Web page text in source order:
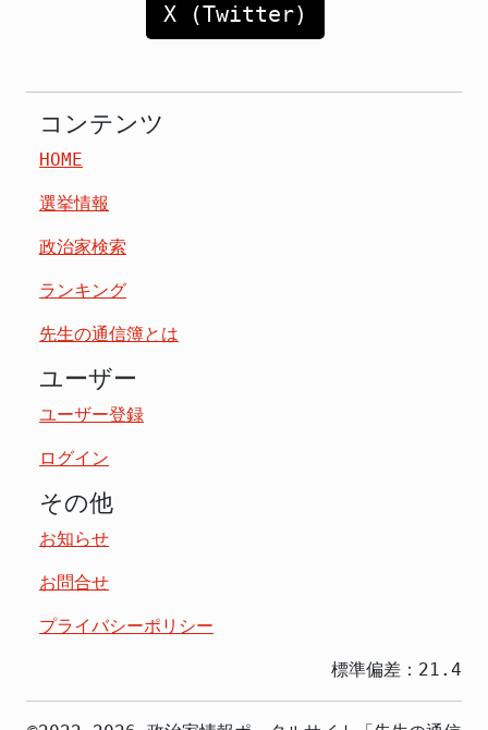
X (Twitter)
コンテンツ
HOME
選挙情報
政治家検索
ランキング
先生の通信簿とは
ユーザー
ユーザー登録
ログイン
その他
お知らせ
お問合せ
プライバシーポリシー
標準偏差：21.4